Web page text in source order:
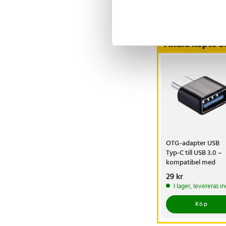
Andra köpte
OTG-adapter USB
Typ-C till USB 3.0 –
kompatibel med
smartphone och
Pris:29 kr
29 kr
I lager, levereras
Köp